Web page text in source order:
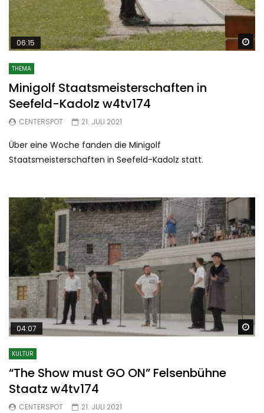
06:15
THEMA
Minigolf Staatsmeisterschaften in
Seefeld-Kadolz w4tv174
CENTERSPOT 21. JULI 2021
Über eine Woche fanden die Minigolf
Staatsmeisterschaften in Seefeld-Kadolz statt.
04:07
KULTUR
“The Show must GO ON” Felsenbühne
Staatz w4tv174
CENTERSPOT 21. JULI 2021